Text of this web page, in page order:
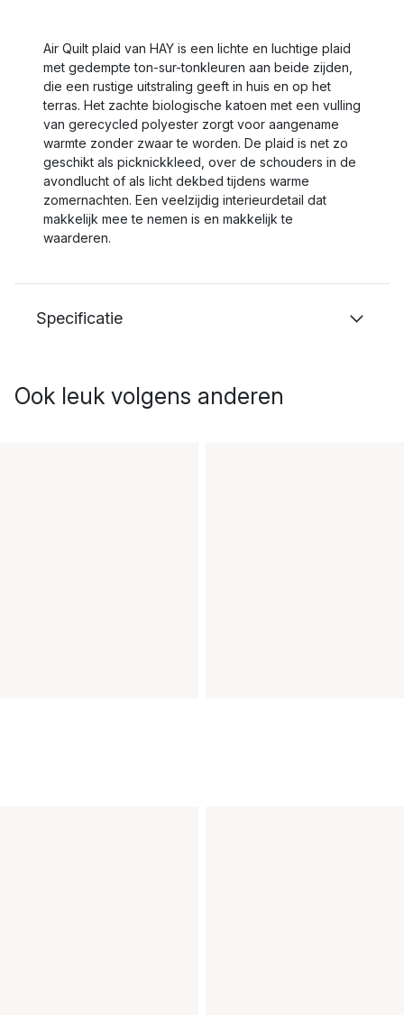
Air Quilt plaid van HAY is een lichte en luchtige plaid
met gedempte ton-sur-tonkleuren aan beide zijden,
die een rustige uitstraling geeft in huis en op het
terras. Het zachte biologische katoen met een vulling
van gerecycled polyester zorgt voor aangename
warmte zonder zwaar te worden. De plaid is net zo
geschikt als picknickkleed, over de schouders in de
avondlucht of als licht dekbed tijdens warme
zomernachten. Een veelzijdig interieurdetail dat
makkelijk mee te nemen is en makkelijk te
waarderen.
Specificatie
Ook leuk volgens anderen